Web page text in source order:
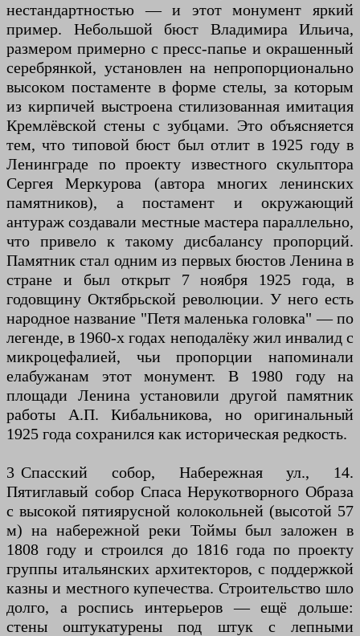
нестандартностью — и этот монумент яркий
пример. Небольшой бюст Владимира Ильича,
размером примерно с пресс-папье и окрашенный
серебрянкой, установлен на непропорционально
высоком постаменте в форме стелы, за которым
из кирпичей выстроена стилизованная имитация
Кремлёвской стены с зубцами. Это объясняется
тем, что типовой бюст был отлит в 1925 году в
Ленинграде по проекту известного скульптора
Сергея Меркурова (автора многих ленинских
памятников), а постамент и окружающий
антураж создавали местные мастера параллельно,
что привело к такому дисбалансу пропорций.
Памятник стал одним из первых бюстов Ленина в
стране и был открыт 7 ноября 1925 года, в
годовщину Октябрьской революции. У него есть
народное название "Петя маленька головка" — по
легенде, в 1960-х годах неподалёку жил инвалид с
микроцефалией, чьи пропорции напоминали
елабужанам этот монумент. В 1980 году на
площади Ленина установили другой памятник
работы А.П. Кибальникова, но оригинальный
1925 года сохранился как историческая редкость.
3 Спасский собор, Набережная ул., 14.
Пятиглавый собор Спаса Нерукотворного Образа
с высокой пятиярусной колокольней (высотой 57
м) на набережной реки Тоймы был заложен в
1808 году и строился до 1816 года по проекту
группы итальянских архитекторов, с поддержкой
казны и местного купечества. Строительство шло
долго, а роспись интерьеров — ещё дольше:
стены оштукатурены под штук с лепными